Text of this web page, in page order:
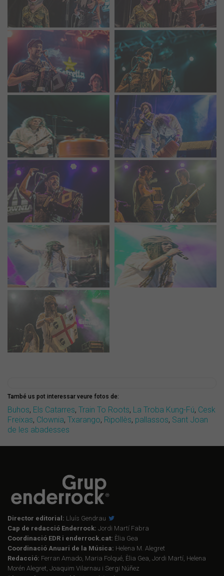
També us pot interessar veure fotos de:
Buhos, Els Catarres, Train To Roots, La Troba Kung-Fú, Cesk
Freixas, Clownia, Txarango, Ripollès, pallassos, Sant Joan
de les abadesses
Director editorial: Lluís Gendrau
Cap de redacció Enderrock: Jordi Martí Fabra
Coordinació EDR i enderrock.cat: Èlia Gea
Coordinació Anuari de la Música: Helena M. Alegret
Redacció: Ferran Amado, Maria Folqué, Èlia Gea, Jordi Martí, Helena
Morén Alegret, Joaquim Vilarnau i Sergi Núñez